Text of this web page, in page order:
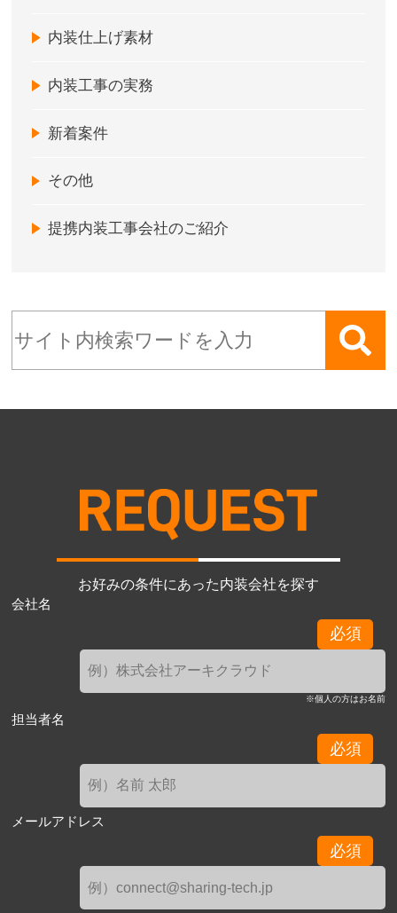
内装仕上げ素材
内装工事の実務
新着案件
その他
提携内装工事会社のご紹介
お好みの条件にあった内装会社を探す
会社名
必須
※個人の方はお名前
担当者名
必須
メールアドレス
必須